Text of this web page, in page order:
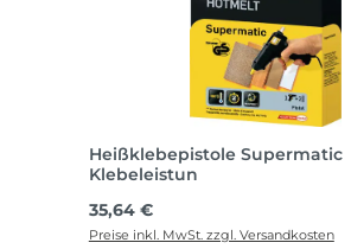
Heißklebepistole Supermatic
Klebeleistun
Regulärer Preis:
35,64 €
Preise inkl. MwSt. zzgl. Versandkosten